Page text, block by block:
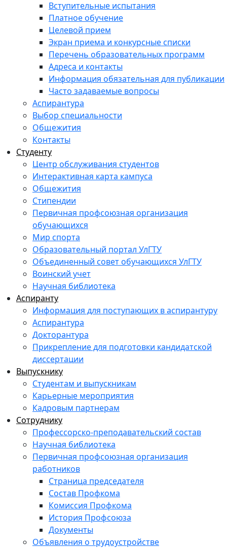
Вступительные испытания
Платное обучение
Целевой прием
Экран приема и конкурсные списки
Перечень образовательных программ
Адреса и контакты
Информация обязательная для публикации
Часто задаваемые вопросы
Аспирантура
Выбор специальности
Общежития
Контакты
Студенту
Центр обслуживания студентов
Интерактивная карта кампуса
Общежития
Стипендии
Первичная профсоюзная организация
обучающихся
Мир спорта
Образовательный портал УлГТУ
Объединенный совет обучающихся УлГТУ
Воинский учет
Научная библиотека
Аспиранту
Информация для поступающих в аспирантуру
Аспирантура
Докторантура
Прикрепление для подготовки кандидатской
диссертации
Выпускнику
Студентам и выпускникам
Карьерные мероприятия
Кадровым партнерам
Сотруднику
Профессорско-преподавательский состав
Научная библиотека
Первичная профсоюзная организация
работников
Страница председателя
Состав Профкома
Комиссия Профкома
История Профсоюза
Документы
Объявления о трудоустройстве